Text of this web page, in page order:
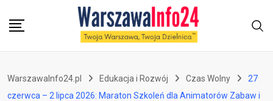
WarszawaInfo24.pl Edukacja i Rozwój Czas Wolny
27
czerwca – 2 lipca 2026: Maraton Szkoleń dla Animatorów Zabaw i